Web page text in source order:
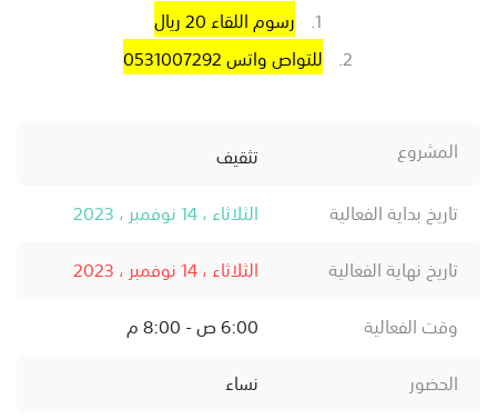
رسوم اللقاء 20 ريال
للتواص واتس 0531007292
المشروع
تثقيف
تاريخ بداية الفعالية
الثلاثاء ، 14 نوفمبر ، 2023
تاريخ نهاية الفعالية
الثلاثاء ، 14 نوفمبر ، 2023
وقت الفعالية
6:00 ص - 8:00 م
الحضور
نساء